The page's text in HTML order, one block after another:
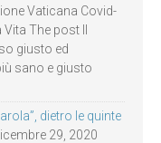
Vaticana Covid-
The post Il
giusto ed
sano e giusto
dietro le quinte
29, 2020